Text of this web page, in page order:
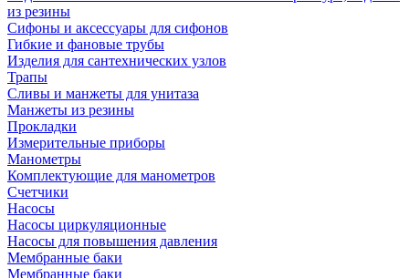
из резины
Сифоны и аксессуары для сифонов
Гибкие и фановые трубы
Изделия для сантехнических узлов
Трапы
Сливы и манжеты для унитаза
Манжеты из резины
Прокладки
Измерительные приборы
Манометры
Комплектующие для манометров
Счетчики
Насосы
Насосы циркуляционные
Насосы для повышения давления
Мембранные баки
Мембранные баки